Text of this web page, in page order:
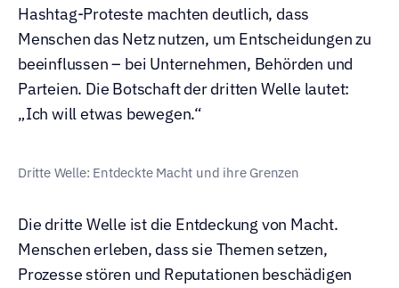
Hashtag-Proteste machten deutlich, dass
Menschen das Netz nutzen, um Entscheidungen zu
beeinflussen – bei Unternehmen, Behörden und
Parteien. Die Botschaft der dritten Welle lautet:
„Ich will etwas bewegen.“
Dritte Welle: Entdeckte Macht und ihre Grenzen
Die dritte Welle ist die Entdeckung von Macht.
Menschen erleben, dass sie Themen setzen,
Prozesse stören und Reputationen beschädigen